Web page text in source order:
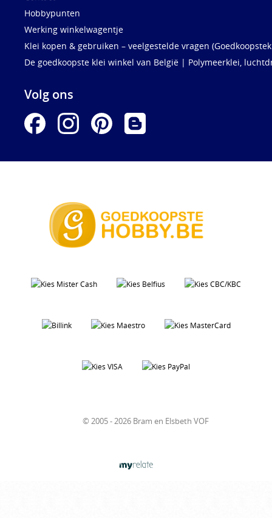
Hobbypunten
Werking winkelwagentje
Klei kopen & gebruiken – veelgestelde vragen
De goedkoopste klei winkel van België | Polymeerklei,
Volg ons
© 2005 - 2026 Bram en Elsbeth VOF